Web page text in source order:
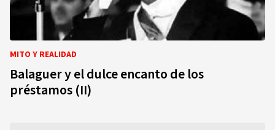
MITO Y REALIDAD
Balaguer y el dulce encanto de los
préstamos (II)